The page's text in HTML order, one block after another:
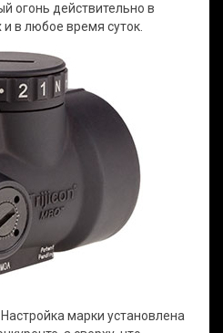
огонь действительно в
в любое время суток.
марки установлена